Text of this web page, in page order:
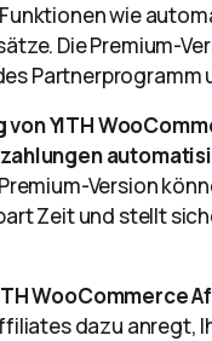
wie
Die Premium-
Partnerprogramm
von YITH
Version
Zeit und stellt
WooCommerce
dazu anregt,